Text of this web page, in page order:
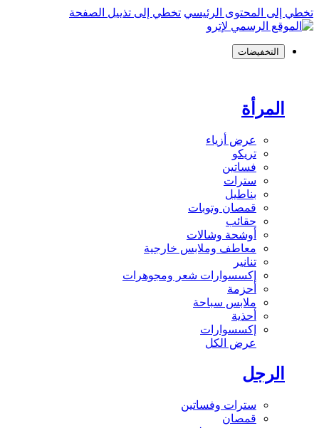
تخطي إلى المحتوى الرئيسي تخطي إلى تذييل الصفحة
التخفيضات
المرأة
عرض أزياء
تريكو
فساتين
سترات
بناطيل
قمصان وتوبات
حقائب
أوشحة وشالات
معاطف وملابس خارجية
تنانير
إكسسوارات شعر ومجوهرات
أحزمة
ملابس سباحة
أحذية
إكسسوارات
عرض الكل
الرجل
سترات وفساتين
قمصان